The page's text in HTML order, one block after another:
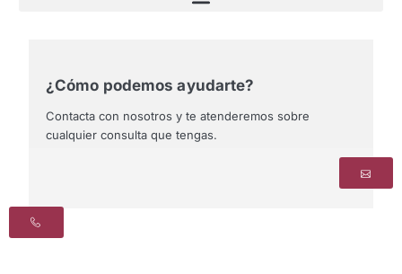
¿Cómo podemos ayudarte?
Contacta con nosotros y te atenderemos sobre
cualquier consulta que tengas.